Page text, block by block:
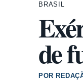
BRASIL
de
POR